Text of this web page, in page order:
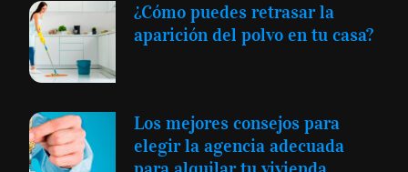
¿Cómo puedes retrasar la
aparición del polvo en tu casa?
Los mejores consejos para
elegir la agencia adecuada